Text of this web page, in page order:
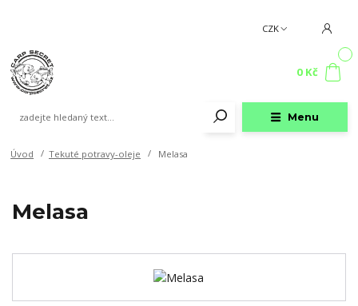
Menu
CZK
0 Kč
Úvod Tekuté potravy-oleje Melasa
Melasa